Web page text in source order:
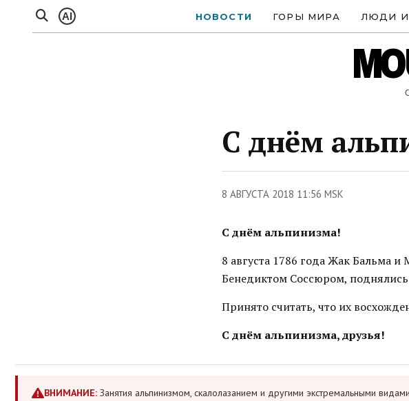
AI НОВОСТИ ГОРЫ МИРА ЛЮДИ И
С днём
8 АВГУСТА 2018 11:56 MSK
С днём альпинизма!
8 августа 1786 года Жак Бальма
Бенедиктом Соссюром,
Принято считать, что их
С днём альпинизма, друзья!
ВНИМАНИЕ: Занятия альпинизмом, скалолазанием и другими экстремальными